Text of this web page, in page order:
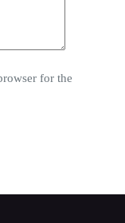
for the